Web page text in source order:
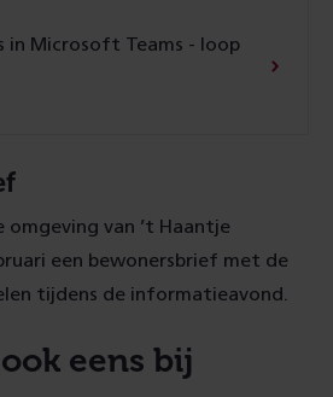
in Microsoft Teams - loop
omgeving van ’t Haantje
een bewonersbrief met de
tijdens de informatieavond.
eens bij